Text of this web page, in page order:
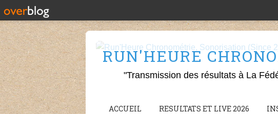
RUN'HEURE
"Transmission des résultats à La
ACCUEIL RESULTATS ET LIVE 2026